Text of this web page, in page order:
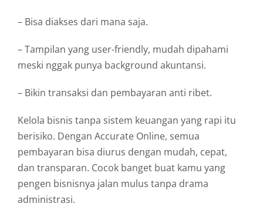
– Bisa diakses dari mana saja.
– Tampilan yang user-friendly, mudah dipahami
meski nggak punya background akuntansi.
– Bikin transaksi dan pembayaran anti ribet.
Kelola bisnis tanpa sistem keuangan yang rapi itu
berisiko. Dengan Accurate Online, semua
pembayaran bisa diurus dengan mudah, cepat,
dan transparan. Cocok banget buat kamu yang
pengen bisnisnya jalan mulus tanpa drama
administrasi.